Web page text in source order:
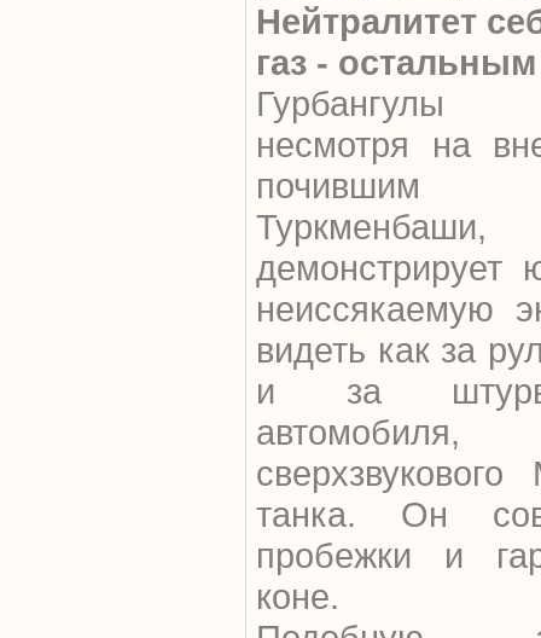
Нейтралитет
газ - остальным
Гурбангулы
несмотря на
почившим
демонстрирует
неиссякаемую
видеть как за
и за
танка. Он
пробежки и
коне.